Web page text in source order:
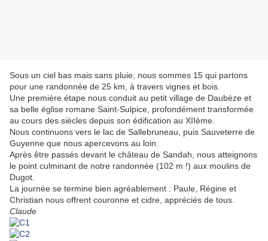
Sous un ciel bas mais sans pluie, nous sommes 15 qui partons
pour une randonnée de 25 km, à travers vignes et bois.
Une première étape nous conduit au petit village de Daubèze et
sa belle église romane Saint-Sulpice, profondément transformée
au cours des siècles depuis son édification au XIIème.
Nous continuons vers le lac de Sallebruneau, puis Sauveterre de
Guyenne que nous apercevons au loin.
Après être passés devant le château de Sandah, nous atteignons
le point culminant de notre randonnée (102 m !) aux moulins de
Dugot.
La journée se termine bien agréablement : Paule, Régine et
Christian nous offrent couronne et cidre, appréciés de tous.
Claude